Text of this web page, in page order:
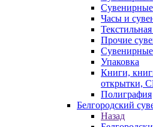
Часы и
Прочие
Упаковка
Книги,
открытки,
Полиграфия
Белгородский
Назад